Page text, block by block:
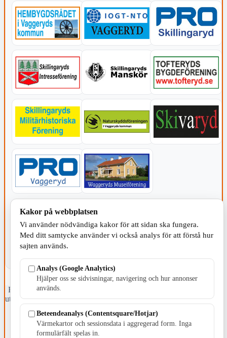
Fristående webbtidningsföretag grundat 1991 som sedan 2002 ger
ut tidningen Skillingaryd.nu och 2010 lanserades Värnamo.nu. Från
april 2026 omfattar Skillingaryd.nu tre kommuner: Gnosjö,
Värnamo och Vaggeryds kommun.
Kontakta oss
Kakor på webbplatsen
Vi använder nödvändiga kakor för att sidan ska fungera.
Med ditt samtycke använder vi också analys för att förstå hur
sajten används.
Analys (Google Analytics)
Hjälper oss se sidvisningar, navigering och hur annonser
används.
Beteendeanalys (Contentsquare/Hotjar)
Värmekartor och sessionsdata i aggregerad form. Inga
formulärfält spelas in.